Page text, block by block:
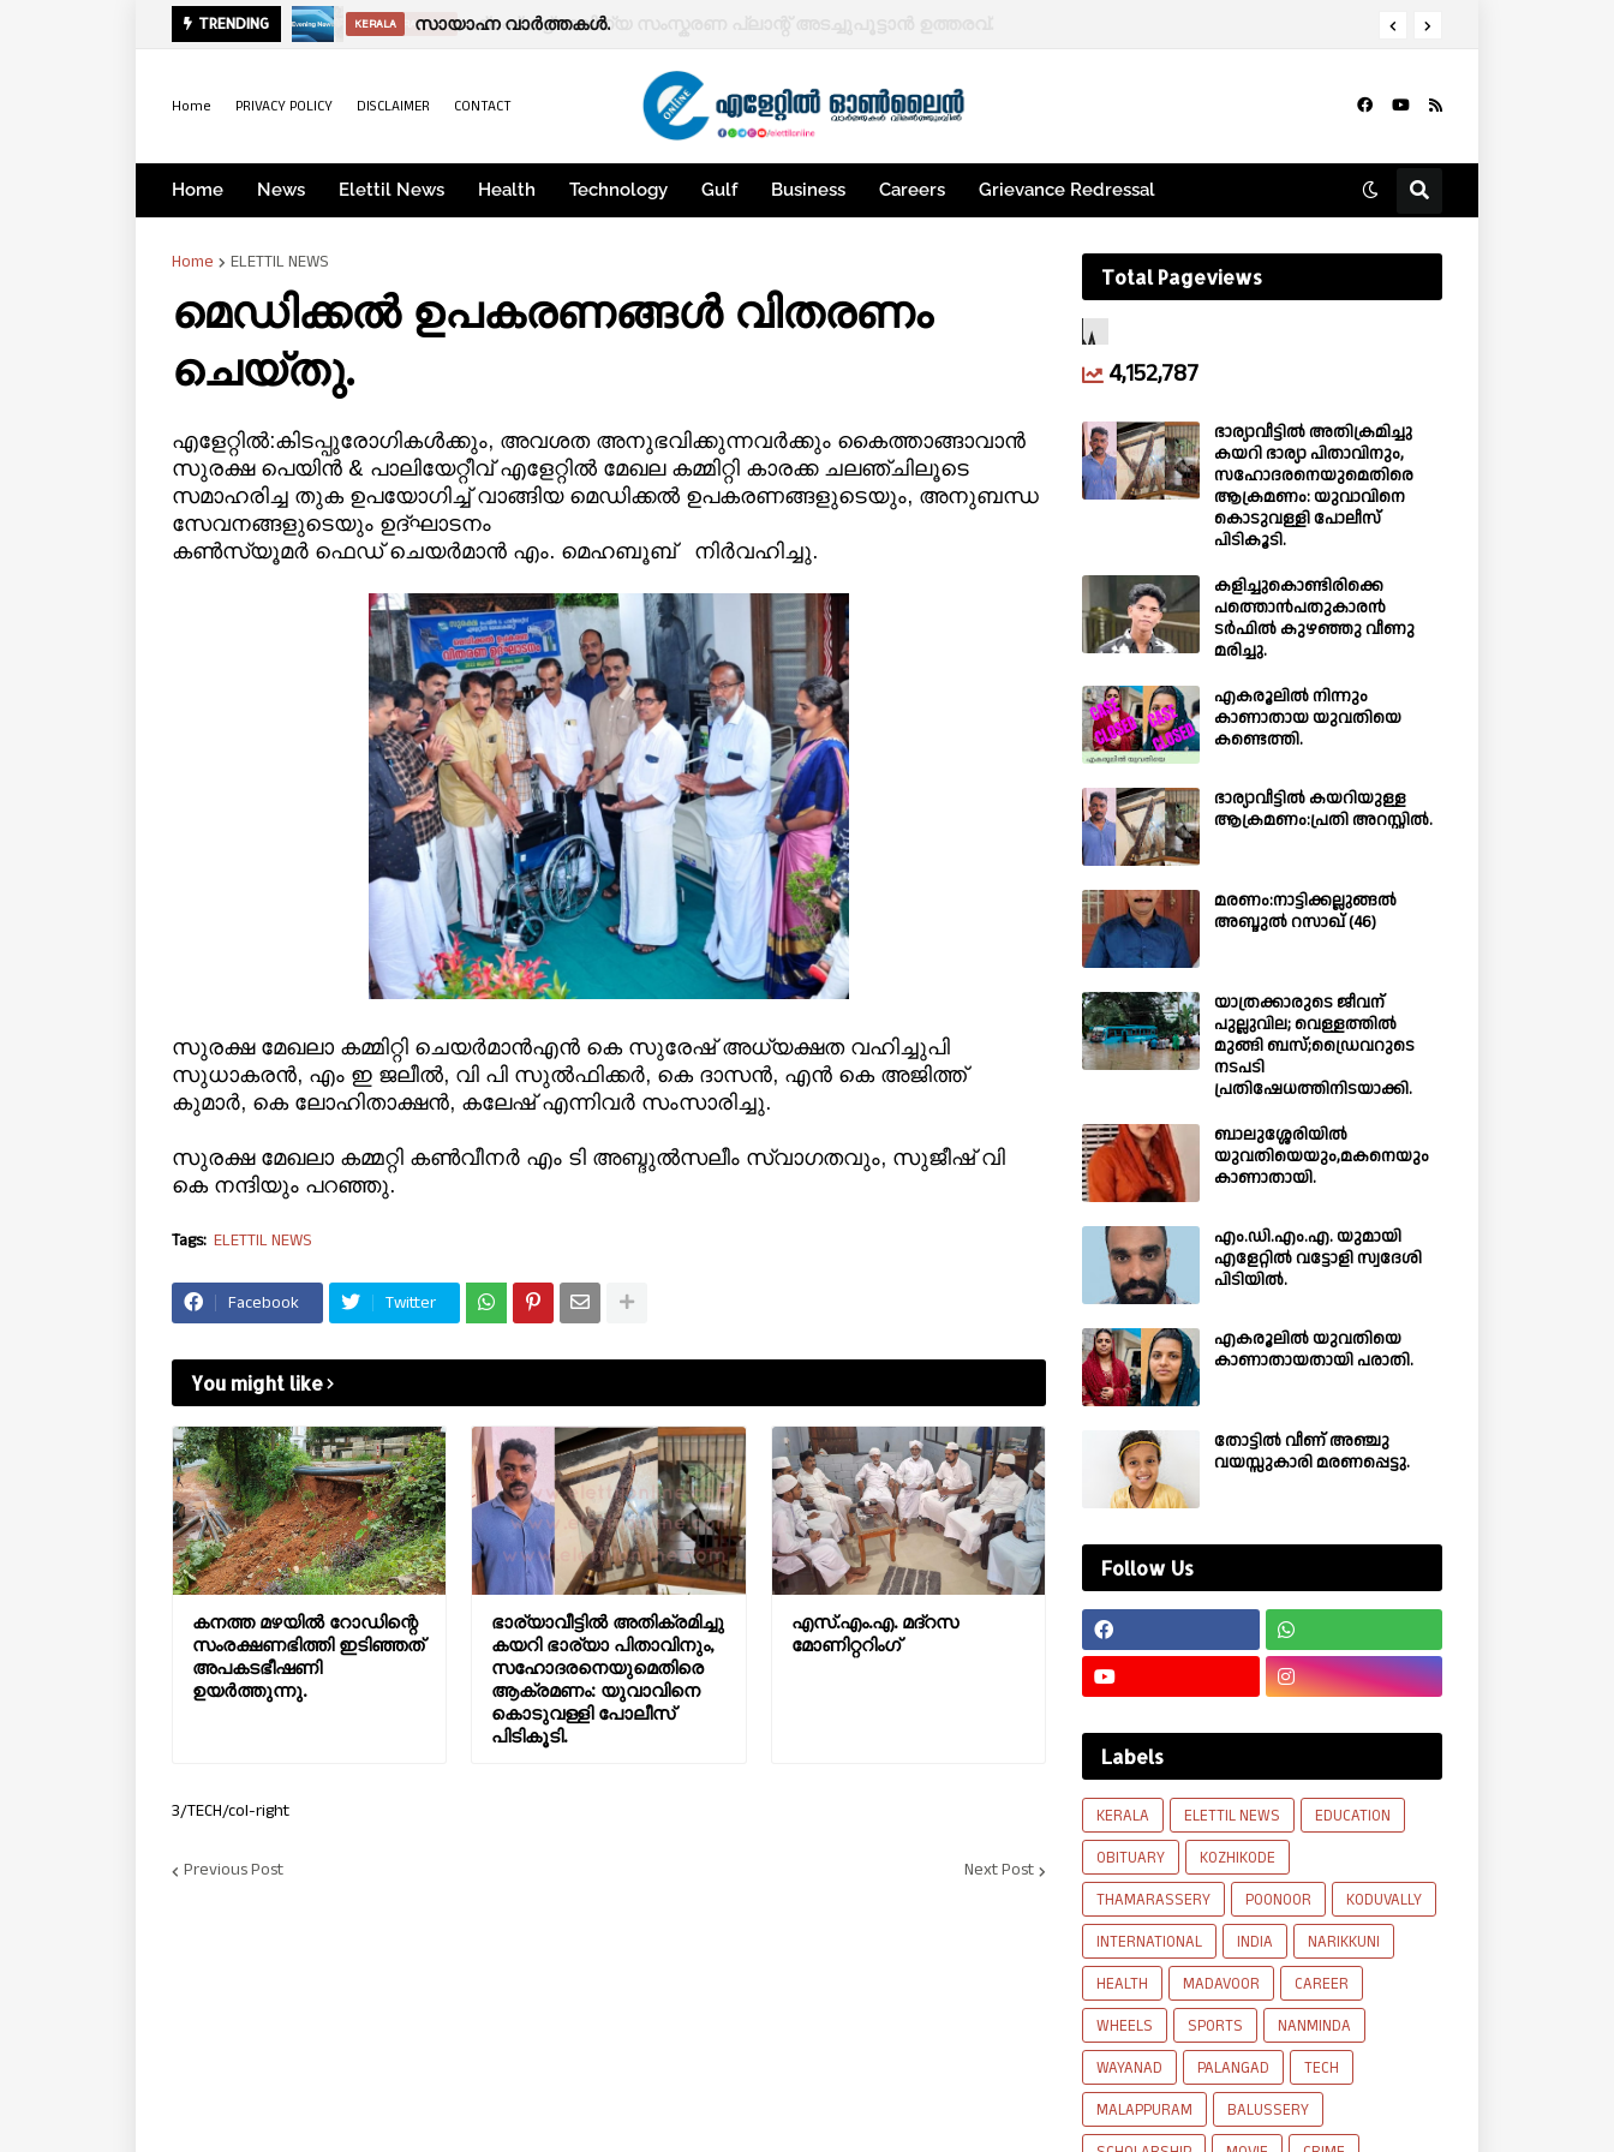
TRENDING KERALA സായാഹ്ന വാര്‍ത്തകള്‍.
Home PRIVACY POLICY DISCLAIMER CONTACT
Home News Elettil News Health Technology Gulf Business Careers Grievance Redressal
Home ELETTIL NEWS
മെഡിക്കൽ ഉപകരണങ്ങൾ വിതരണം
ചെയ്തു.
എളേറ്റിൽ:കിടപ്പുരോഗികൾക്കും, അവശത അനുഭവിക്കുന്നവർക്കും കൈത്താങ്ങാവാൻ
സുരക്ഷ പെയിൻ & പാലിയേറ്റീവ് എളേറ്റിൽ മേഖല കമ്മിറ്റി കാരക്ക ചലഞ്ചിലൂടെ
സമാഹരിച്ച തുക ഉപയോഗിച്ച് വാങ്ങിയ മെഡിക്കൽ ഉപകരണങ്ങളുടെയും, അനുബന്ധ
സേവനങ്ങളുടെയും ഉദ്ഘാടനം
കൺസ്യൂമർ ഫെഡ് ചെയർമാൻ എം. മെഹബൂബ് നിർവഹിച്ചു.
സുരക്ഷ മേഖലാ കമ്മിറ്റി ചെയർമാൻഎൻ കെ സുരേഷ് അധ്യക്ഷത വഹിച്ചുപി
സുധാകരൻ, എം ഇ ജലീൽ, വി പി സുൽഫിക്കർ, കെ ദാസൻ, എൻ കെ അജിത്ത്
കുമാർ, കെ ലോഹിതാക്ഷൻ, കലേഷ് എന്നിവർ സംസാരിച്ചു.
സുരക്ഷ മേഖലാ കമ്മറ്റി കൺവീനർ എം ടി അബ്ദുൽസലീം സ്വാഗതവും, സുജീഷ് വി
കെ നന്ദിയും പറഞ്ഞു.
Tags: ELETTIL NEWS
Facebook Twitter
You might like
കനത്ത മഴയിൽ റോഡിന്റെ
സംരക്ഷണഭിത്തി ഇടിഞ്ഞത്
അപകടഭീഷണി
ഉയർത്തുന്നു.
ഭാര്യാവീട്ടിൽ അതിക്രമിച്ചു
കയറി ഭാര്യാ പിതാവിനും,
സഹോദരനെയുമെതിരെ
ആക്രമണം: യുവാവിനെ
കൊടുവള്ളി പോലീസ്
പിടികൂടി.
എസ്.എം.എ. മദ്റസ
മോണിറ്ററിംഗ്
3/TECH/col-right
Previous Post Next Post
Total Pageviews
4,152,787
ഭാര്യാവീട്ടിൽ അതിക്രമിച്ചു
കയറി ഭാര്യാ പിതാവിനും,
സഹോദരനെയുമെതിരെ
ആക്രമണം: യുവാവിനെ
കൊടുവള്ളി പോലീസ്
പിടികൂടി.
കളിച്ചുകൊണ്ടിരിക്കെ
പത്തൊൻപതുകാരൻ
ടർഫിൽ കുഴഞ്ഞു വീണു
മരിച്ചു.
എകരൂലിൽ നിന്നും
കാണാതായ യുവതിയെ
കണ്ടെത്തി.
ഭാര്യാവീട്ടിൽ കയറിയുള്ള
ആക്രമണം:പ്രതി അറസ്റ്റിൽ.
മരണം:നാട്ടിക്കല്ലുങ്ങൽ
അബ്ദുൽ റസാഖ് (46)
യാത്രക്കാരുടെ ജീവന്
പുല്ലുവില; വെള്ളത്തിൽ
മുങ്ങി ബസ്;ഡ്രൈവറുടെ
നടപടി
പ്രതിഷേധത്തിനിടയാക്കി.
ബാലുശ്ശേരിയില്‍
യുവതിയെയും,മകനെയും
കാണാതായി.
എം.ഡി.എം.എ. യുമായി
എളേറ്റിൽ വട്ടോളി സ്വദേശി
പിടിയിൽ.
എകരൂലിൽ യുവതിയെ
കാണാതായതായി പരാതി.
തോട്ടിൽ വീണ് അഞ്ചു
വയസ്സുകാരി മരണപ്പെട്ടു.
Follow Us
Labels
KERALA ELETTIL NEWS
EDUCATION
OBITUARY
KOZHIKODE
THAMARASSERY
POONOOR
KODUVALLY
INTERNATIONAL
INDIA
NARIKKUNI
HEALTH
MADAVOOR
CAREER
WHEELS
SPORTS
NANMINDA
WAYANAD
PALANGAD
TECH
MALAPPURAM
BALUSSERY